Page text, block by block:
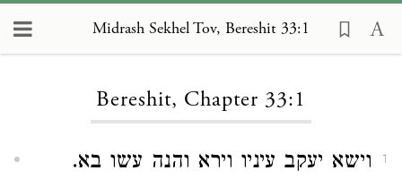
Midrash Sekhel Tov, Bereshit 33:1
Bereshit, Chapter 33:1
1
וישא יעקב עיניו וירא והנה עשו בא.